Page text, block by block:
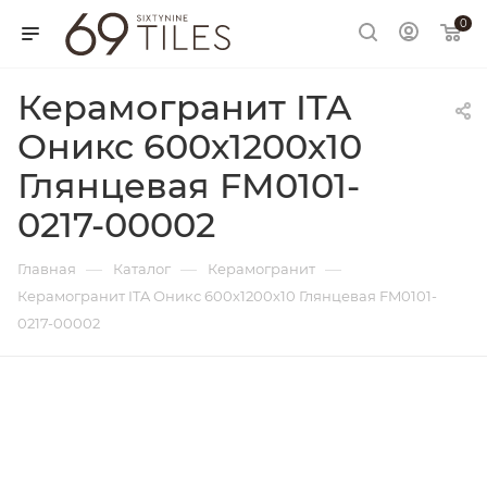
0
Керамогранит ITA
Оникс 600х1200х10
Глянцевая FM0101-
0217-00002
Главная — Каталог — Керамогранит —
Керамогранит ITA Оникс 600х1200х10 Глянцевая FM0101-
0217-00002